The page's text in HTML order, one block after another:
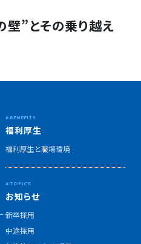
壁”とその乗り越え
福利厚生
福利厚生と職場環境
お知らせ
新卒採用
中途採用